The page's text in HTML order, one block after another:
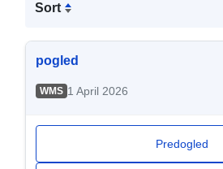
Sort
pogled
WMS 1 April 2026
Predogled